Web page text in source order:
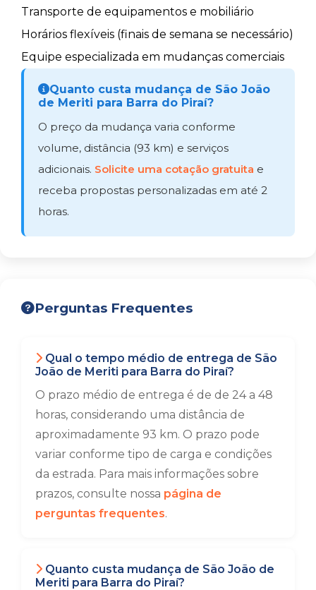
Transporte de equipamentos e mobiliário
Horários flexíveis (finais de semana se necessário)
Equipe especializada em mudanças comerciais
Quanto custa mudança de São João
de Meriti para Barra do Piraí?
O preço da mudança varia conforme
volume, distância (93 km) e serviços
adicionais. Solicite uma cotação gratuita e
receba propostas personalizadas em até 2
horas.
Perguntas Frequentes
Qual o tempo médio de entrega de São
João de Meriti para Barra do Piraí?
O prazo médio de entrega é de de 24 a 48
horas, considerando uma distância de
aproximadamente 93 km. O prazo pode
variar conforme tipo de carga e condições
da estrada. Para mais informações sobre
prazos, consulte nossa página de
perguntas frequentes.
Quanto custa mudança de São João de
Meriti para Barra do Piraí?